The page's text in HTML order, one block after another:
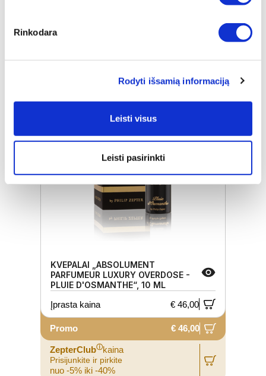
Rinkodara
Rodyti išsamią informaciją
Leisti visus
Leisti pasirinkti
KVEPALAI „ABSOLUMENT
PARFUMEUR LUXURY OVERDOSE -
PLUIE D'OSMANTHE“, 10 ML
Įprasta kaina
€ 46,00
Promo € 46,00
ZepterClubⓘkaina
Prisijunkite ir pirkite
nuo -5% iki -40%